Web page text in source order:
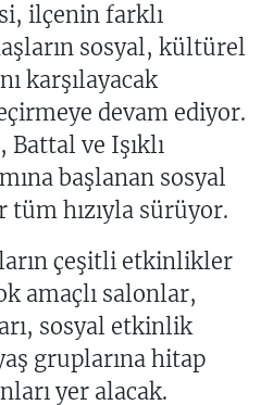
ilçenin farklı
sosyal, kültürel
karşılayacak
devam ediyor.
Battal ve Işıklı
başlanan sosyal
tüm hızıyla sürüyor.
çeşitli etkinlikler
amaçlı salonlar,
sosyal etkinlik
gruplarına hitap
yer alacak.